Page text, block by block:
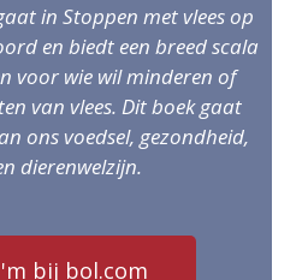
in Stoppen met vlees op
en biedt een breed scala
voor wie wil minderen of
van vlees. Dit boek gaat
ons voedsel, gezondheid,
dierenwelzijn.
bij bol.com